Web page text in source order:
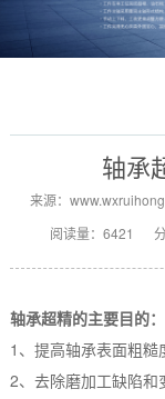
轴承
来源：
阅读量：6421
轴承超精的主要目的：
1、提高轴承表面粗糙
2、去除磨加工缺陷和